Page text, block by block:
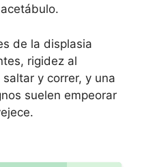
de la displasia
rigidez al
y correr, y una
suelen empeorar